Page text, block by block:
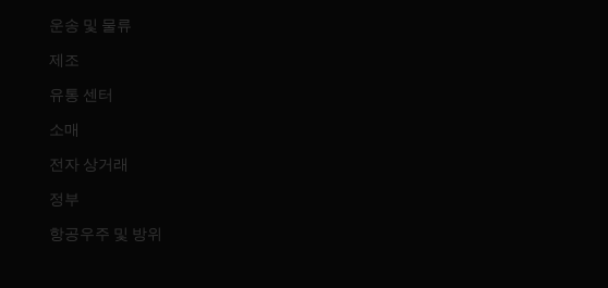
운송 및 물류
제조
유통 센터
소매
전자 상거래
정부
항공우주 및 방위